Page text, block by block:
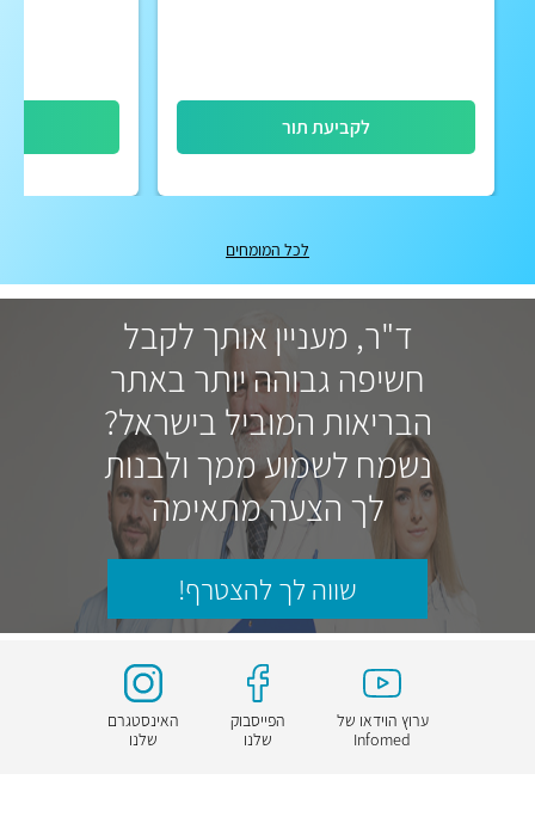
לקביעת תור
לכל המומחים
ד"ר, מעניין אותך לקבל
חשיפה גבוהה יותר באתר
הבריאות המוביל בישראל?
נשמח לשמוע ממך ולבנות
לך הצעה מתאימה
שווה לך להצטרף!
ערוץ הוידאו של
Infomed
הפייסבוק
שלנו
האינסטגרם
שלנו